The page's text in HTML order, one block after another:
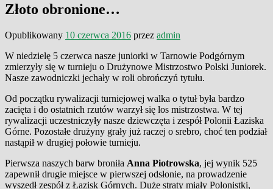
Złoto obronione…
Opublikowany 10 czerwca 2016 przez admin
W niedzielę 5 czerwca nasze juniorki w Tarnowie Podgórnym
zmierzyły się w turnieju o Drużynowe Mistrzostwo Polski Juniorek.
Nasze zawodniczki jechały w roli obrończyń tytułu.
Od początku rywalizacji turniejowej walka o tytuł była bardzo
zacięta i do ostatnich rzutów warzył się los mistrzostwa. W tej
rywalizacji uczestniczyły nasze dziewczęta i zespół Polonii Łaziska
Górne. Pozostałe drużyny grały już raczej o srebro, choć ten podział
nastąpił w drugiej połowie turnieju.
Pierwsza naszych barw broniła Anna Piotrowska, jej wynik 525
zapewnił drugie miejsce w pierwszej odsłonie, na prowadzenie
wyszedł zespół z Łazisk Górnych. Duże straty miały Polonistki,